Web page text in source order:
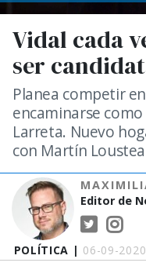
POLÍTICA | 06-09-
Vidal cada
ser
Planea competir
encaminarse
Larreta. Nuevo
con Martín
Editor de